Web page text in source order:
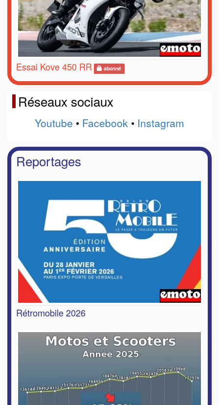
Essai Kove 450 RR abonné
Réseaux sociaux
Youtube • Facebook • Instagram
Reportages
Rétromobile 2026